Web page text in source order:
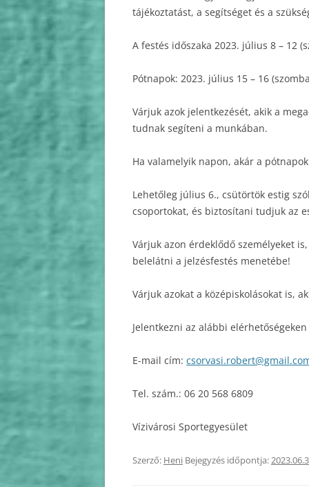
tájékoztatást, a segítséget és a
A festés időszaka 2023. július 8 – 12
Pótnapok: 2023. július 15 – 16
Várjuk azok jelentkezését, akik a
tudnak segíteni a munkában.
Ha valamelyik napon, akár a
Lehetőleg július 6., csütörtök estig
csoportokat, és biztosítani tudjuk az
Várjuk azon érdeklődő személyeket
belelátni a jelzésfestés menetébe!
Várjuk azokat a középiskolásokat is,
Jelentkezni az alábbi
E-mail cím:
Tel. szám.: 06 20 568 6809
Vízivárosi Sportegyesület
Szerző: Heni Bejegyzés időpontja: